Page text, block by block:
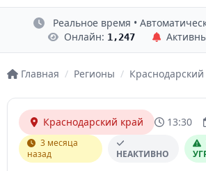
Реальное время •
Онлайн: 1,247
Главная / Регионы /
Краснодарский край 13:30
3 месяца
назад
НЕАКТИВНО